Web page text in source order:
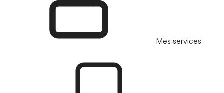
Mes services